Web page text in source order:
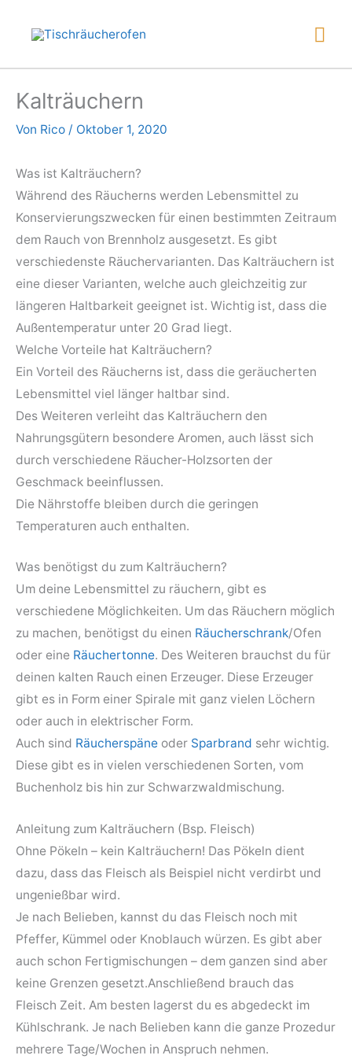
Kalträuchern
Von Rico / Oktober 1, 2020
Was ist Kalträuchern?
Während des Räucherns werden Lebensmittel zu
Konservierungszwecken für einen bestimmten Zeitraum
dem Rauch von Brennholz ausgesetzt. Es gibt
verschiedenste Räuchervarianten. Das Kalträuchern ist
eine dieser Varianten, welche auch gleichzeitig zur
längeren Haltbarkeit geeignet ist. Wichtig ist, dass die
Außentemperatur unter 20 Grad liegt.
Welche Vorteile hat Kalträuchern?
Ein Vorteil des Räucherns ist, dass die geräucherten
Lebensmittel viel länger haltbar sind.
Des Weiteren verleiht das Kalträuchern den
Nahrungsgütern besondere Aromen, auch lässt sich
durch verschiedene Räucher-Holzsorten der
Geschmack beeinflussen.
Die Nährstoffe bleiben durch die geringen
Temperaturen auch enthalten.
Was benötigst du zum Kalträuchern?
Um deine Lebensmittel zu räuchern, gibt es
verschiedene Möglichkeiten. Um das Räuchern möglich
zu machen, benötigst du einen Räucherschrank/Ofen
oder eine Räuchertonne. Des Weiteren brauchst du für
deinen kalten Rauch einen Erzeuger. Diese Erzeuger
gibt es in Form einer Spirale mit ganz vielen Löchern
oder auch in elektrischer Form.
Auch sind Räucherspäne oder Sparbrand sehr wichtig.
Diese gibt es in vielen verschiedenen Sorten, vom
Buchenholz bis hin zur Schwarzwaldmischung.
Anleitung zum Kalträuchern (Bsp. Fleisch)
Ohne Pökeln – kein Kalträuchern! Das Pökeln dient
dazu, dass das Fleisch als Beispiel nicht verdirbt und
ungenießbar wird.
Je nach Belieben, kannst du das Fleisch noch mit
Pfeffer, Kümmel oder Knoblauch würzen. Es gibt aber
auch schon Fertigmischungen – dem ganzen sind aber
keine Grenzen gesetzt.Anschließend brauch das
Fleisch Zeit. Am besten lagerst du es abgedeckt im
Kühlschrank. Je nach Belieben kann die ganze Prozedur
mehrere Tage/Wochen in Anspruch nehmen.